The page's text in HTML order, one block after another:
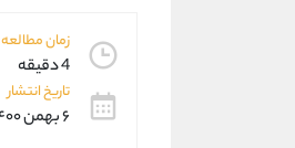
زمان مطالعه
4 دقیقه
تاریخ انتشار
۶ بهمن ۱۴۰۰